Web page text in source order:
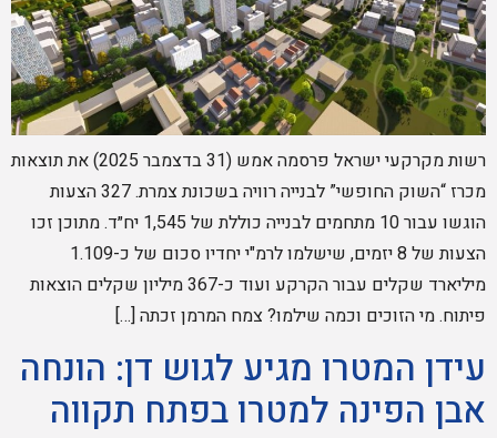
רשות מקרקעי ישראל פרסמה אמש (31 בדצמבר 2025) את תוצאות
מכרז “השוק החופשי” לבנייה רוויה בשכונת צמרת. 327 הצעות
הוגשו עבור 10 מתחמים לבנייה כוללת של 1,545 יח״ד. מתוכן זכו
הצעות של 8 יזמים, שישלמו לרמ"י יחדיו סכום של כ-1.109
מיליארד שקלים עבור הקרקע ועוד כ-367 מיליון שקלים הוצאות
פיתוח. מי הזוכים וכמה שילמו? צמח המרמן זכתה […]
עידן המטרו מגיע לגוש דן: הונחה
אבן הפינה למטרו בפתח תקווה